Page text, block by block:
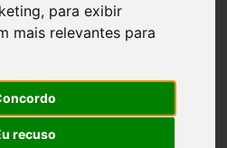
, para exibir
mais relevantes para
recuso